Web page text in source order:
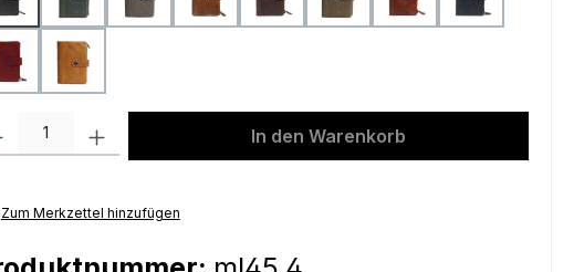
blackgreengrey mud olive petrolpineapple
wine yellow
Anzahl: Gib den gewünschten Wert ein oder benutze die Schaltflächen
In den Warenkorb
Zum Merkzettel hinzufügen